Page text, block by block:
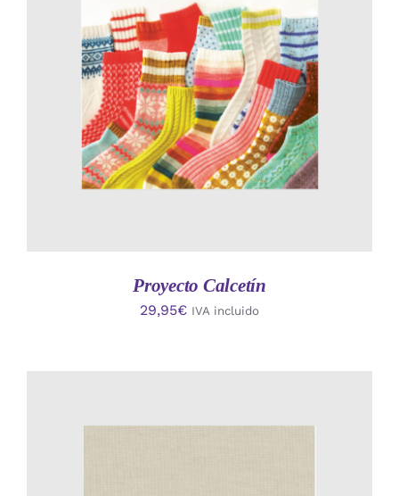
AÑADIR AL CARRITO
/
DETALLES
Proyecto Calcetín
29,95€ IVA incluido